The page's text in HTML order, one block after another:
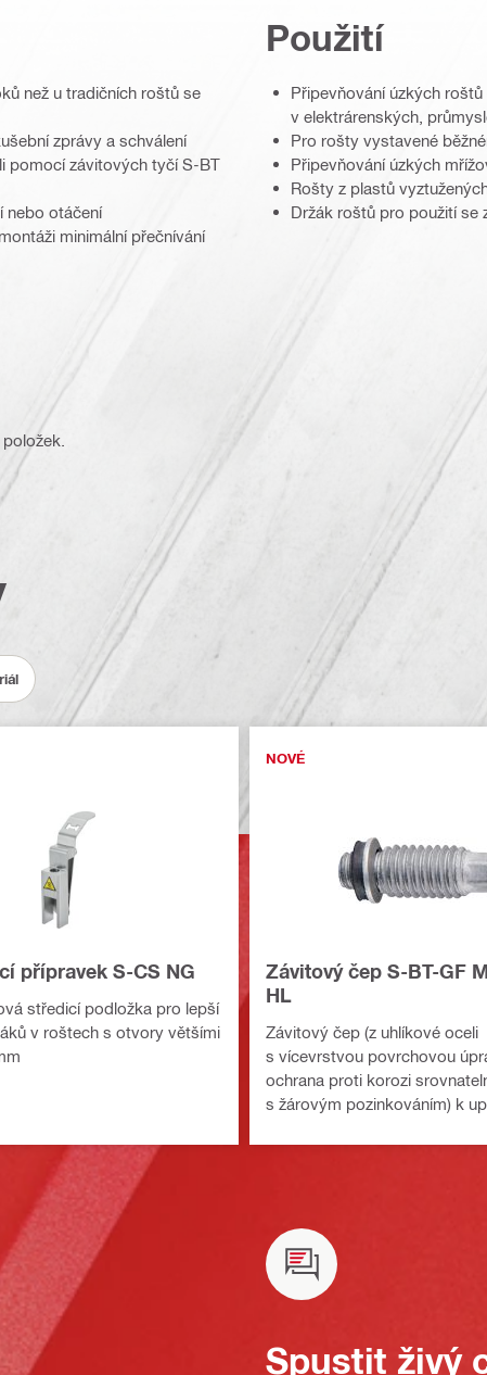
než u tradičních roštů se
zprávy a schválení
pomocí závitových tyčí S-BT
nebo otáčení
minimální přečnívání
Použití
Připevňování úzkých
v elektrárenských,
Pro rošty vystavené
Připevňování úzkých
Rošty z plastů
Držák roštů pro použití se
přípravek S-CS NG
středicí podložka pro lepší
v roštech s otvory většími
NOVÉ
Závitový čep S-BT-GF
HL
Závitový čep (z uhlíkové oceli
s vícevrstvou povrchovou
ochrana proti korozi
s žárovým pozinkováním) k
Spustit živý